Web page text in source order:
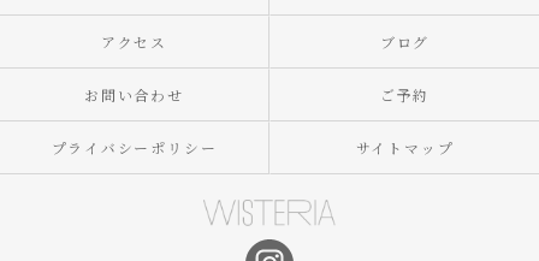
アクセス ブログ
お問い合わせ ご予約
プライバシーポリシー サイトマップ